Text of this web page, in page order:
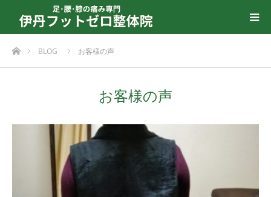
ホームBLOG お客様の声
お客様の声